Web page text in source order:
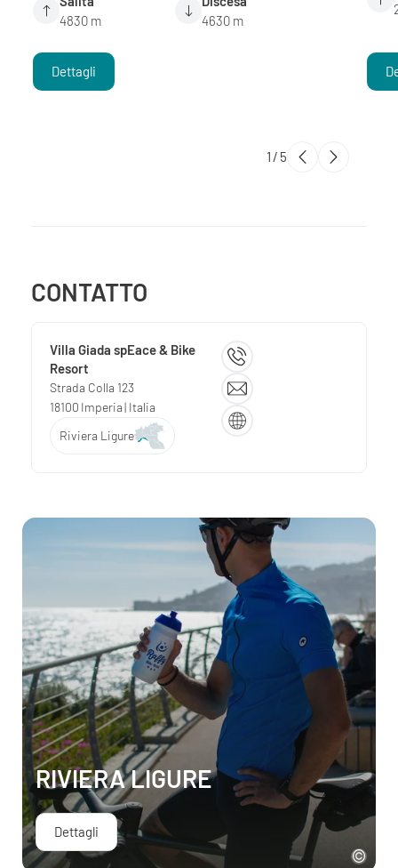
4830 m
4630 m
Dettagli
1 / 5
CONTATTO
Villa Giada spEace & Bike
Resort
Strada Colla 123
18100 Imperia| Italia
Riviera Ligure
RIVIERA LIGURE
Dettagli